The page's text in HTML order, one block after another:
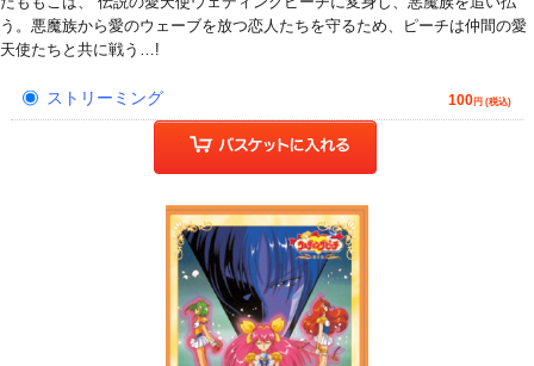
う。悪魔族から愛のウェーブを放つ恋人たちを守るため、ピーチは仲間の愛
天使たちと共に戦う…!
ストリーミング 100円 (税込)